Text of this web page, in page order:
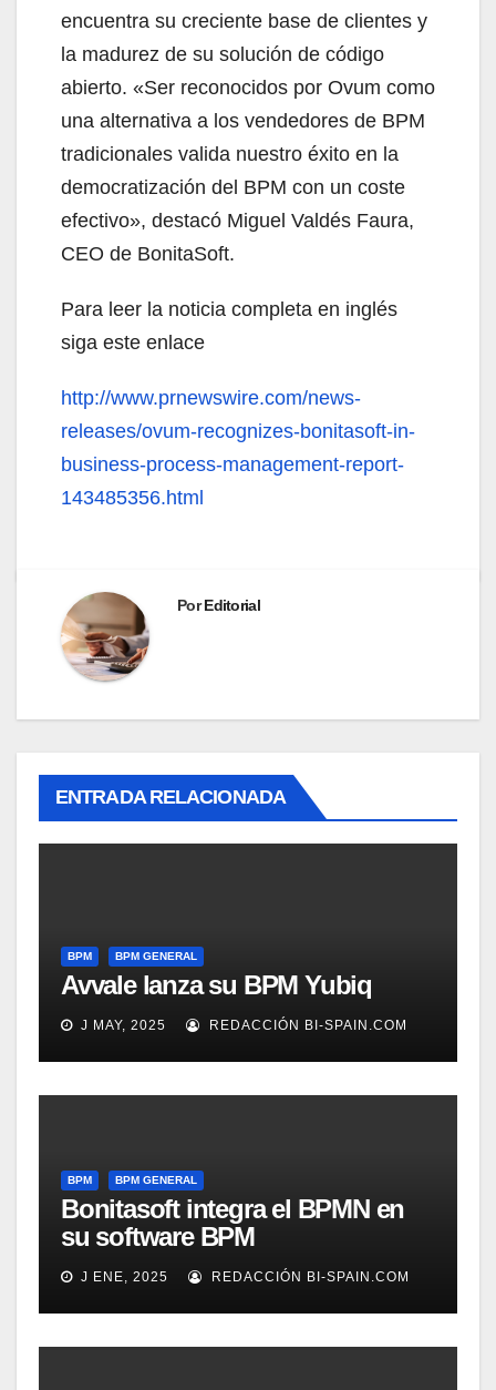
encuentra su creciente base de clientes y
la madurez de su solución de código
abierto. «Ser reconocidos por Ovum como
una alternativa a los vendedores de BPM
tradicionales valida nuestro éxito en la
democratización del BPM con un coste
efectivo», destacó Miguel Valdés Faura,
CEO de BonitaSoft.
Para leer la noticia completa en inglés
siga este enlace
http://www.prnewswire.com/news-
releases/ovum-recognizes-bonitasoft-in-
business-process-management-report-
143485356.html
PorEditorial
ENTRADA RELACIONADA
BPM BPM GENERAL
Avvale lanza su BPM Yubiq
J MAY, 2025 REDACCIÓN BI-SPAIN.COM
BPM BPM GENERAL
Bonitasoft integra el BPMN en
su software BPM
J ENE, 2025 REDACCIÓN BI-SPAIN.COM